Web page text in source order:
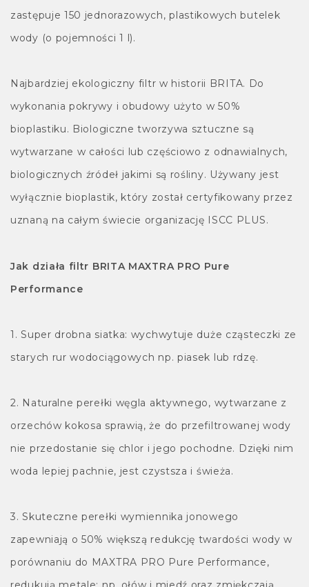
zastępuje 150 jednorazowych, plastikowych butelek
wody (o pojemności 1 l).
Najbardziej ekologiczny filtr w historii BRITA. Do
wykonania pokrywy i obudowy użyto w 50%
bioplastiku. Biologiczne tworzywa sztuczne są
wytwarzane w całości lub częściowo z odnawialnych,
biologicznych źródeł jakimi są rośliny. Używany jest
wyłącznie bioplastik, który został certyfikowany przez
uznaną na całym świecie organizację ISCC PLUS.
Jak działa filtr BRITA MAXTRA PRO Pure
Performance
1. Super drobna siatka: wychwytuje duże cząsteczki ze
starych rur wodociągowych np. piasek lub rdzę.
2. Naturalne perełki węgla aktywnego, wytwarzane z
orzechów kokosa sprawią, że do przefiltrowanej wody
nie przedostanie się chlor i jego pochodne. Dzięki nim
woda lepiej pachnie, jest czystsza i świeża.
3. Skuteczne perełki wymiennika jonowego
zapewniają o 50% większą redukcję twardości wody w
porównaniu do MAXTRA PRO Pure Performance,